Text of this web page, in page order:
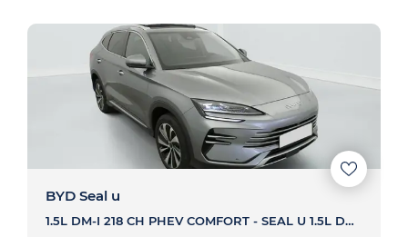
BYD Seal u
1.5L DM-I 218 CH PHEV COMFORT - SEAL U 1.5L DM-I 218 CH PHEV COMFORT